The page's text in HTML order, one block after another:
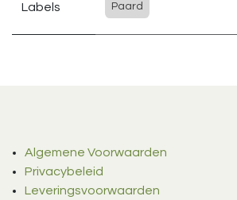
Labels Paard
Algemene Voorwaarden
Privacybeleid
Leveringsvoorwaarden